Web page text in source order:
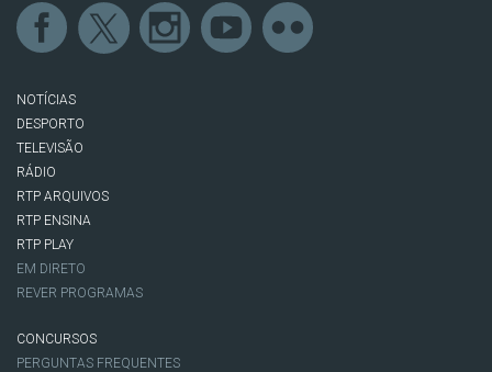
NOTÍCIAS
DESPORTO
TELEVISÃO
RÁDIO
RTP ARQUIVOS
RTP ENSINA
RTP PLAY
EM DIRETO
REVER PROGRAMAS
CONCURSOS
PERGUNTAS FREQUENTES